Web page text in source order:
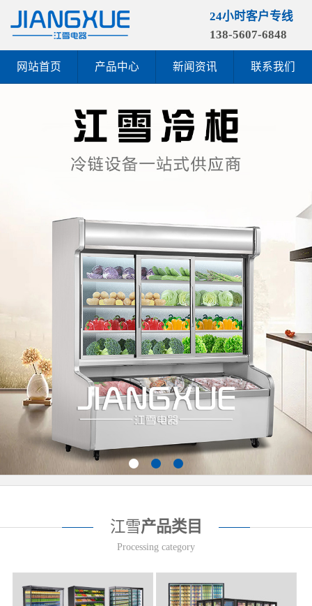
24小时客户专线
138-5607-6848
网站首页 产品中心 新闻资讯 联系我们
江雪产品类目
Processing category